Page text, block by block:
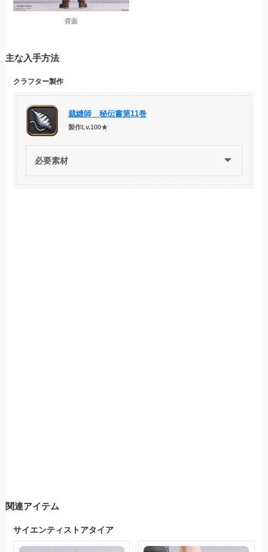
背面
主な入手方法
クラフター製作
裁縫師 秘伝書第11巻
製作Lv.100★
必要素材
関連アイテム
サイエンティストアタイア